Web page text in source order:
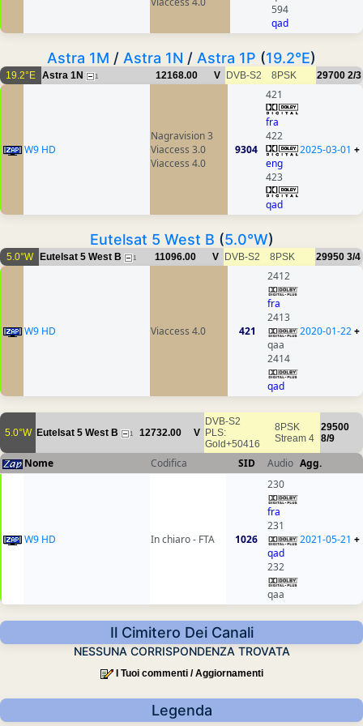
594
qad
Astra 1M / Astra 1N / Astra 1P (19.2°E)
19.2°E Astra 1N 1 12168.00 V DVB-S2 8PSK 29700 2/3
W9 HD
Nagravision 3
Viaccess 3.0
Viaccess 4.0
9304
421
fra
422
eng
423
qad
2025-03-01 +
Eutelsat 5 West B (5.0°W)
5.0°W Eutelsat 5 West B 1 11096.00 V DVB-S2 8PSK 29950 3/4
W9 HD Viaccess 4.0 421
2412
fra
2413
qaa
2414
qad
2020-01-22+
5.0°W Eutelsat 5 West B 1 12732.00 V
DVB-S2
PLS:
Gold+50416
8PSK
Stream 4
29500
8/9
Nome Codifica SID Audio Agg.
W9 HD In chiaro - FTA 1026
230
fra
231
qad
232
qaa
2021-05-21 +
Il Cimitero Dei Canali
NESSUNA CORRISPONDENZA TROVATA
I Tuoi commenti / Aggiornamenti
Legenda